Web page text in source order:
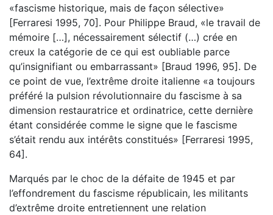
«fascisme historique, mais de façon sélective»
[Ferraresi 1995, 70]. Pour Philippe Braud, «le travail de
mémoire […], nécessairement sélectif (…) crée en
creux la catégorie de ce qui est oubliable parce
qu’insignifiant ou embarrassant» [Braud 1996, 95]. De
ce point de vue, l’extrême droite italienne «a toujours
préféré la pulsion révolutionnaire du fascisme à sa
dimension restauratrice et ordinatrice, cette dernière
étant considérée comme le signe que le fascisme
s’était rendu aux intérêts constitués» [Ferraresi 1995,
64].
Marqués par le choc de la défaite de 1945 et par
l’effondrement du fascisme républicain, les militants
d’extrême droite entretiennent une relation